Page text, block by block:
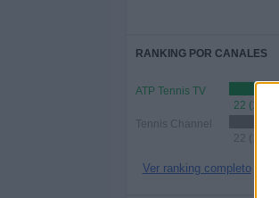
RANKING POR CANALES
ATP Tennis TV
22 (100%)
Tennis Channel
22 (100%)
Ver ranking completo